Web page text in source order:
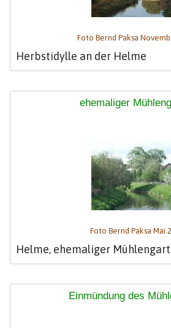
Foto Bernd Paksa
Herbstidylle an der Helme
ehemaliger
Foto Bernd Paksa Mai
Helme, ehemaliger
Einmündung des